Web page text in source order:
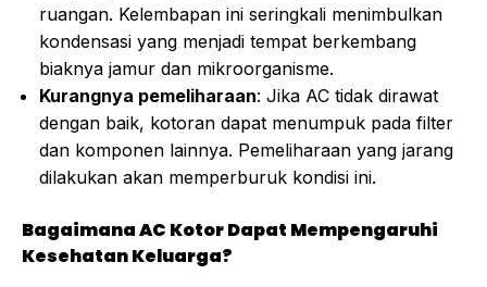
ruangan. Kelembapan ini seringkali menimbulkan
kondensasi yang menjadi tempat berkembang
biaknya jamur dan mikroorganisme.
Kurangnya pemeliharaan: Jika AC tidak dirawat
dengan baik, kotoran dapat menumpuk pada filter
dan komponen lainnya. Pemeliharaan yang jarang
dilakukan akan memperburuk kondisi ini.
Bagaimana AC Kotor Dapat Mempengaruhi
Kesehatan Keluarga?